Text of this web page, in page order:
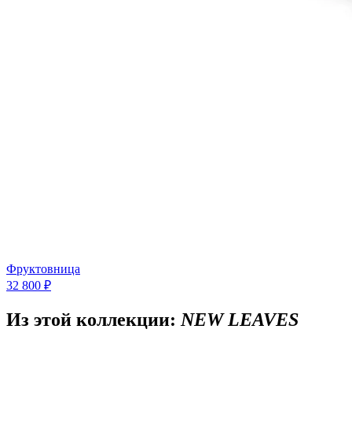
Фруктовница
32 800 ₽
Из этой коллекции:NEW LEAVES